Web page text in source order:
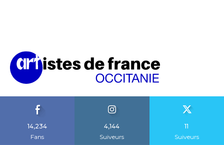
14,234
Fans
4,144
Suiveurs
11
Suiveurs